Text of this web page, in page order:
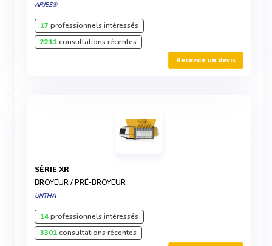
ARJES®
17professionnels intéressés
2211consultations récentes
Recevoir un devis
SÉRIE XR
BROYEUR / PRÉ-BROYEUR
UNTHA
14professionnels intéressés
3301consultations récentes